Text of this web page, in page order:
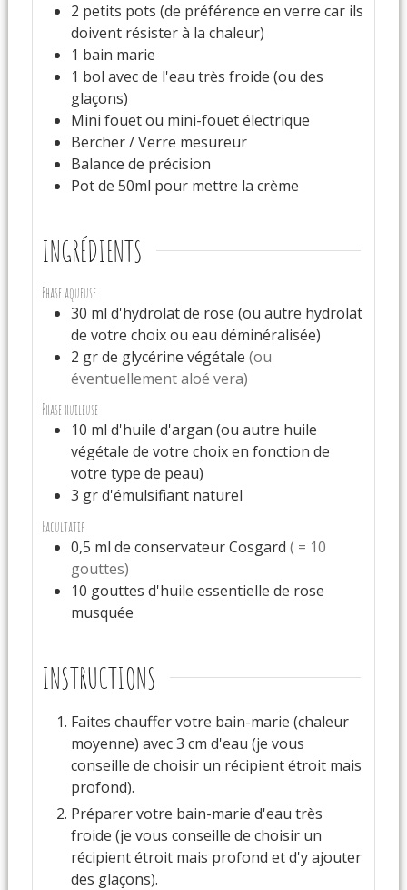
2 petits pots (de préférence en verre car ils
doivent résister à la chaleur)
1 bain marie
1 bol avec de l'eau très froide (ou des
glaçons)
Mini fouet ou mini-fouet électrique
Bercher / Verre mesureur
Balance de précision
Pot de 50ml pour mettre la crème
INGRÉDIENTS
Phase aqueuse
30 ml d'hydrolat de rose (ou autre hydrolat
de votre choix ou eau déminéralisée)
2 grde glycérine végétale (ou
éventuellement aloé vera)
Phase huileuse
10 ml d'huile d'argan (ou autre huile
végétale de votre choix en fonction de
votre type de peau)
3 grd'émulsifiant naturel
Facultatif
0,5 ml de conservateur Cosgard ( = 10
gouttes)
10 gouttes d'huile essentielle de rose
musquée
INSTRUCTIONS
Faites chauffer votre bain-marie (chaleur
moyenne) avec 3 cm d'eau (je vous
conseille de choisir un récipient étroit mais
profond).
Préparer votre bain-marie d'eau très
froide (je vous conseille de choisir un
récipient étroit mais profond et d'y ajouter
des glaçons).